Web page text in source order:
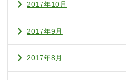
2017年10月
2017年9月
2017年8月